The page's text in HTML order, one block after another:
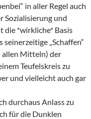
in aller Regel auch
Sozialisierung und
die *wirkliche* Basis
„Schaffen“
Mitteln) der
Teufelskreis zu
und vielleicht auch gar
durchaus Anlass zu
für die Dunklen